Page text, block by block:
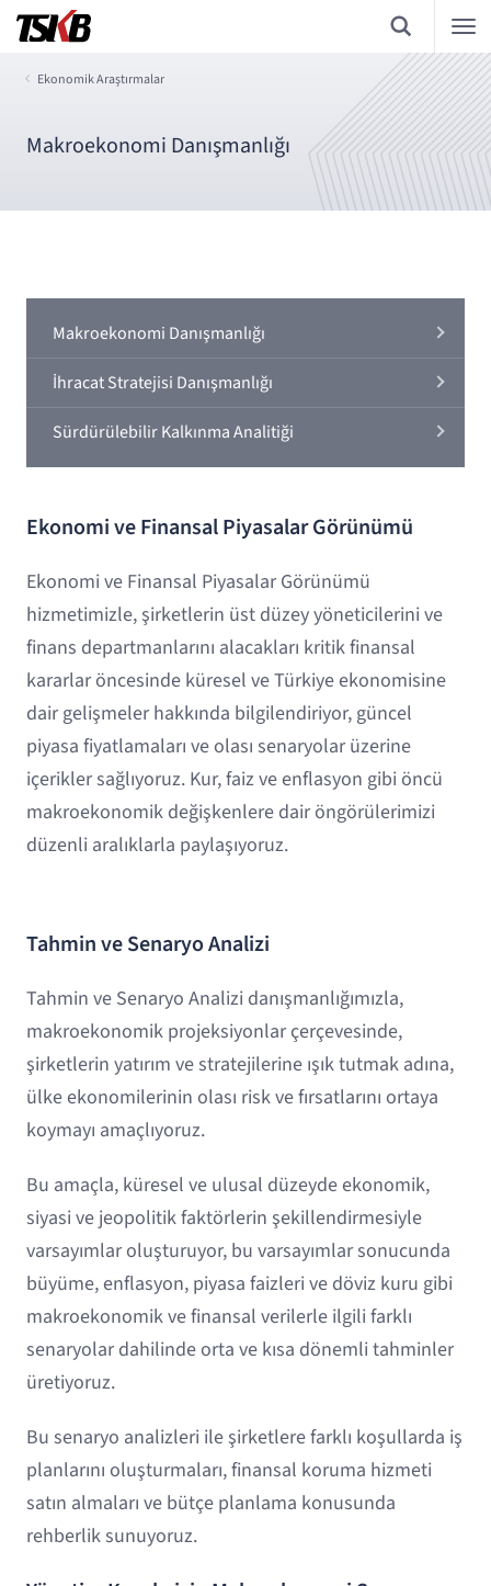
Ekonomik Araştırmalar
Makroekonomi Danışmanlığı
Makroekonomi Danışmanlığı
İhracat Stratejisi Danışmanlığı
Sürdürülebilir Kalkınma Analitiği
Ekonomi ve Finansal Piyasalar Görünümü
Ekonomi ve Finansal Piyasalar Görünümü
hizmetimizle, şirketlerin üst düzey yöneticilerini ve
finans departmanlarını alacakları kritik finansal
kararlar öncesinde küresel ve Türkiye ekonomisine
dair gelişmeler hakkında bilgilendiriyor, güncel
piyasa fiyatlamaları ve olası senaryolar üzerine
içerikler sağlıyoruz. Kur, faiz ve enflasyon gibi öncü
makroekonomik değişkenlere dair öngörülerimizi
düzenli aralıklarla paylaşıyoruz.
Tahmin ve Senaryo Analizi
Tahmin ve Senaryo Analizi danışmanlığımızla,
makroekonomik projeksiyonlar çerçevesinde,
şirketlerin yatırım ve stratejilerine ışık tutmak adına,
ülke ekonomilerinin olası risk ve fırsatlarını ortaya
koymayı amaçlıyoruz.
Bu amaçla, küresel ve ulusal düzeyde ekonomik,
siyasi ve jeopolitik faktörlerin şekillendirmesiyle
varsayımlar oluşturuyor, bu varsayımlar sonucunda
büyüme, enflasyon, piyasa faizleri ve döviz kuru gibi
makroekonomik ve finansal verilerle ilgili farklı
senaryolar dahilinde orta ve kısa dönemli tahminler
üretiyoruz.
Bu senaryo analizleri ile şirketlere farklı koşullarda iş
planlarını oluşturmaları, finansal koruma hizmeti
satın almaları ve bütçe planlama konusunda
rehberlik sunuyoruz.